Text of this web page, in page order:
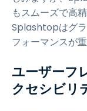
もスムーズで高
Splashtopはグ
フォーマンスが
ユーザーフ
クセシビリ